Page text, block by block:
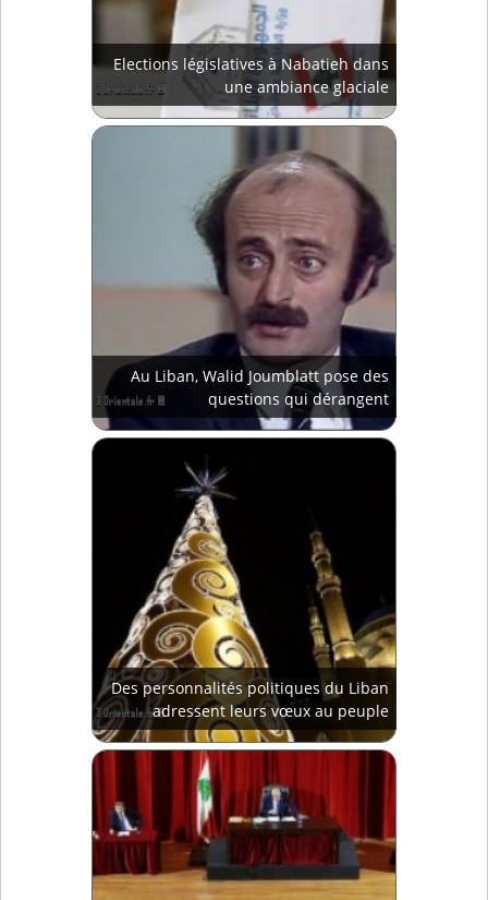
Elections législatives à Nabatieh dans
une ambiance glaciale
Au Liban, Walid Joumblatt pose des
questions qui dérangent
Des personnalités politiques du Liban
adressent leurs vœux au peuple